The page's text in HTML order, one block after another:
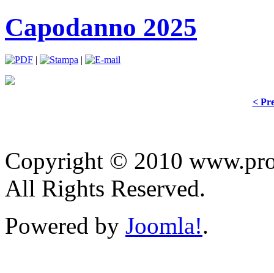
Capodanno 2025
| |
<
Copyright © 2010
All Rights Reserved.
Powered by Joomla!.